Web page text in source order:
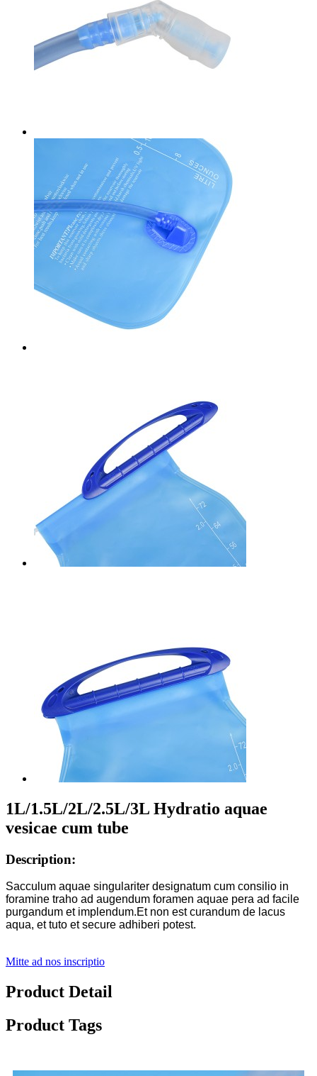
1L/1.5L/2L/2.5L/3L Hydratio aquae
vesicae cum tube
Description:
Sacculum aquae singulariter designatum cum consilio in
foramine traho ad augendum foramen aquae pera ad facile
purgandum et implendum.Et non est curandum de lacus
aqua, et tuto et secure adhiberi potest.
Mitte ad nos inscriptio
Product Detail
Product Tags